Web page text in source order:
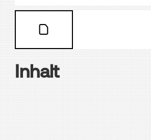
Inhalt